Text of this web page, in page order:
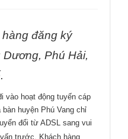
đăng ký
Phú Hải,
vào hoạt động tuyến cáp
huyện Phú Vang chỉ
đổi từ ADSL sang vui
trước. Khách hàng